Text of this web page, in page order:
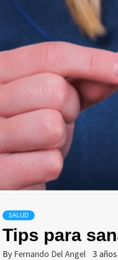
SALUD
Tips para
By Fernando Del Angel 3